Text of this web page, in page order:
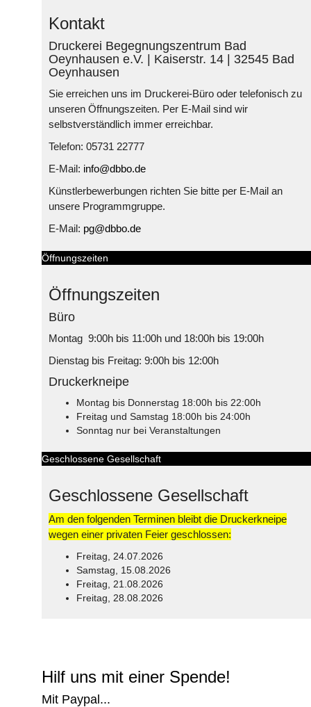
Kontakt
Druckerei Begegnungszentrum Bad
Oeynhausen e.V. | Kaiserstr. 14 | 32545 Bad
Oeynhausen
Sie erreichen uns im Druckerei-Büro oder telefonisch zu
unseren Öffnungszeiten. Per E-Mail sind wir
selbstverständlich immer erreichbar.
Telefon: 05731 22777
E-Mail: info@dbbo.de
Künstlerbewerbungen richten Sie bitte per E-Mail an
unsere Programmgruppe.
E-Mail: pg@dbbo.de
Öffnungszeiten
Öffnungszeiten
Büro
Montag 9:00h bis 11:00h und 18:00h bis 19:00h
Dienstag bis Freitag: 9:00h bis 12:00h
Druckerkneipe
Montag bis Donnerstag 18:00h bis 22:00h
Freitag und Samstag 18:00h bis 24:00h
Sonntag nur bei Veranstaltungen
Geschlossene Gesellschaft
Geschlossene Gesellschaft
Am den folgenden Terminen bleibt die Druckerkneipe
wegen einer privaten Feier geschlossen:
Freitag, 24.07.2026
Samstag, 15.08.2026
Freitag, 21.08.2026
Freitag, 28.08.2026
Hilf uns mit einer Spende!
Mit Paypal...